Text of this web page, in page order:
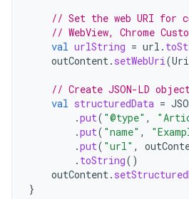
// Set the web URI for
// WebView, Chrome
val urlString = url .
outContent. setWebUri(Uri
// Create JSON-LD
val structuredData =
.put( "@type" ,
.put( "name" ,
.put( "url" ,
. toString()
outContent.
}